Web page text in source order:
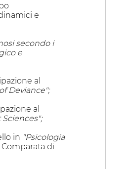
e
secondo i
e
al
Deviance";
al
in "Psicologia
di